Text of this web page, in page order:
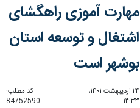
مهارت آموزی راهگشای
اشتغال و توسعه استان
بوشهر است
۲۴ اردیبهشت ۱۴۰۱،
۱۴:۳۳
کد مطلب:
84752590